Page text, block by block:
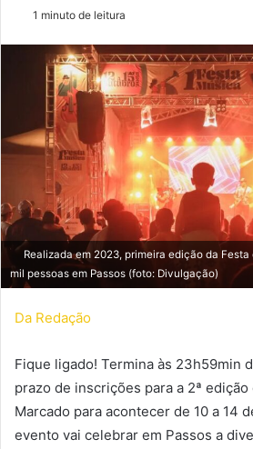
d
e
u
m
e
m
a
i
1 minuto de leitura
Realizada em 2023, primeira edição da
mil pessoas em Passos (foto: Divulgação)
Da Redação
Fique ligado! Termina às 23h59min
prazo de inscrições para a 2ª edição
Marcado para acontecer de 10 a 14
evento vai celebrar em Passos a